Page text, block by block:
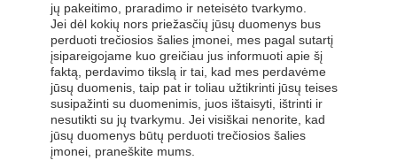
jų pakeitimo, praradimo ir neteisėto tvarkymo.
Jei dėl kokių nors priežasčių jūsų duomenys bus
perduoti trečiosios šalies įmonei, mes pagal sutartį
įsipareigojame kuo greičiau jus informuoti apie šį
faktą, perdavimo tikslą ir tai, kad mes perdavėme
jūsų duomenis, taip pat ir toliau užtikrinti jūsų teises
susipažinti su duomenimis, juos ištaisyti, ištrinti ir
nesutikti su jų tvarkymu. Jei visiškai nenorite, kad
jūsų duomenys būtų perduoti trečiosios šalies
įmonei, praneškite mums.